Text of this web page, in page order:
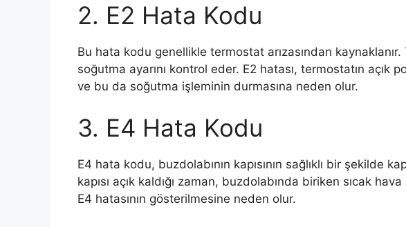
2. E2 Hata Kodu
Bu hata kodu genellikle termostat arızasından kaynaklanır.
soğutma ayarını kontrol eder. E2 hatası, termostatın açık
ve bu da soğutma işleminin durmasına neden olur.
3. E4 Hata Kodu
E4 hata kodu, buzdolabının kapısının sağlıklı bir şekilde
kapısı açık kaldığı zaman, buzdolabında biriken sıcak
E4 hatasının gösterilmesine neden olur.